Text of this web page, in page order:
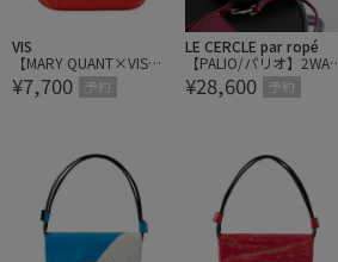
VIS
【MARY QUANT×VIS】
デイジーハンドルリボン
ワンショルダーバッグ
¥7,700 予約
LE CERCLE par ropé
【PALIO/パリオ】2WAY
ハーフムーンショルダー
バッグ
¥28,600 予約